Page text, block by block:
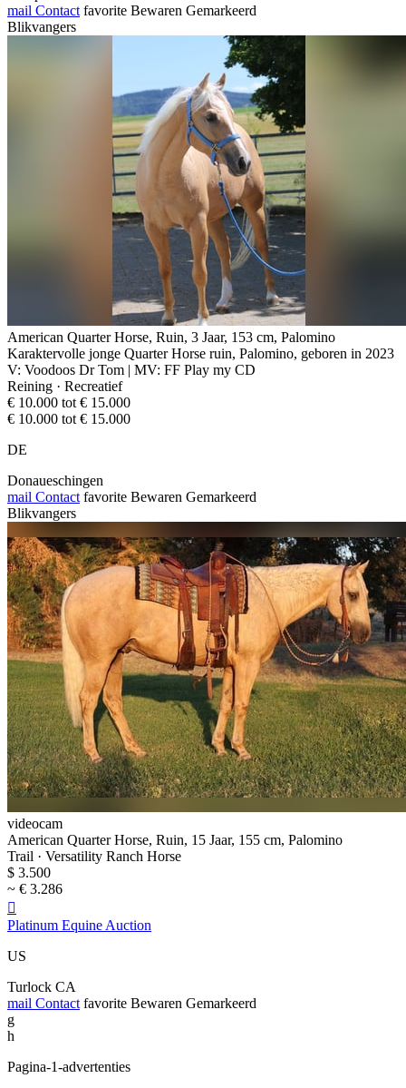
mail Contact favorite Bewaren Gemarkeerd
Blikvangers
American Quarter Horse, Ruin, 3 Jaar, 153 cm, Palomino
Karaktervolle jonge Quarter Horse ruin, Palomino, geboren in 2023
V: Voodoos Dr Tom | MV: FF Play my CD
Reining · Recreatief
€ 10.000 tot € 15.000
€ 10.000 tot € 15.000
DE
Donaueschingen
mail Contact favorite Bewaren Gemarkeerd
Blikvangers
videocam
American Quarter Horse, Ruin, 15 Jaar, 155 cm, Palomino
Trail · Versatility Ranch Horse
$ 3.500
~ € 3.286

Platinum Equine Auction
US
Turlock CA
mail Contact favorite Bewaren Gemarkeerd
g
h
Pagina-1-advertenties